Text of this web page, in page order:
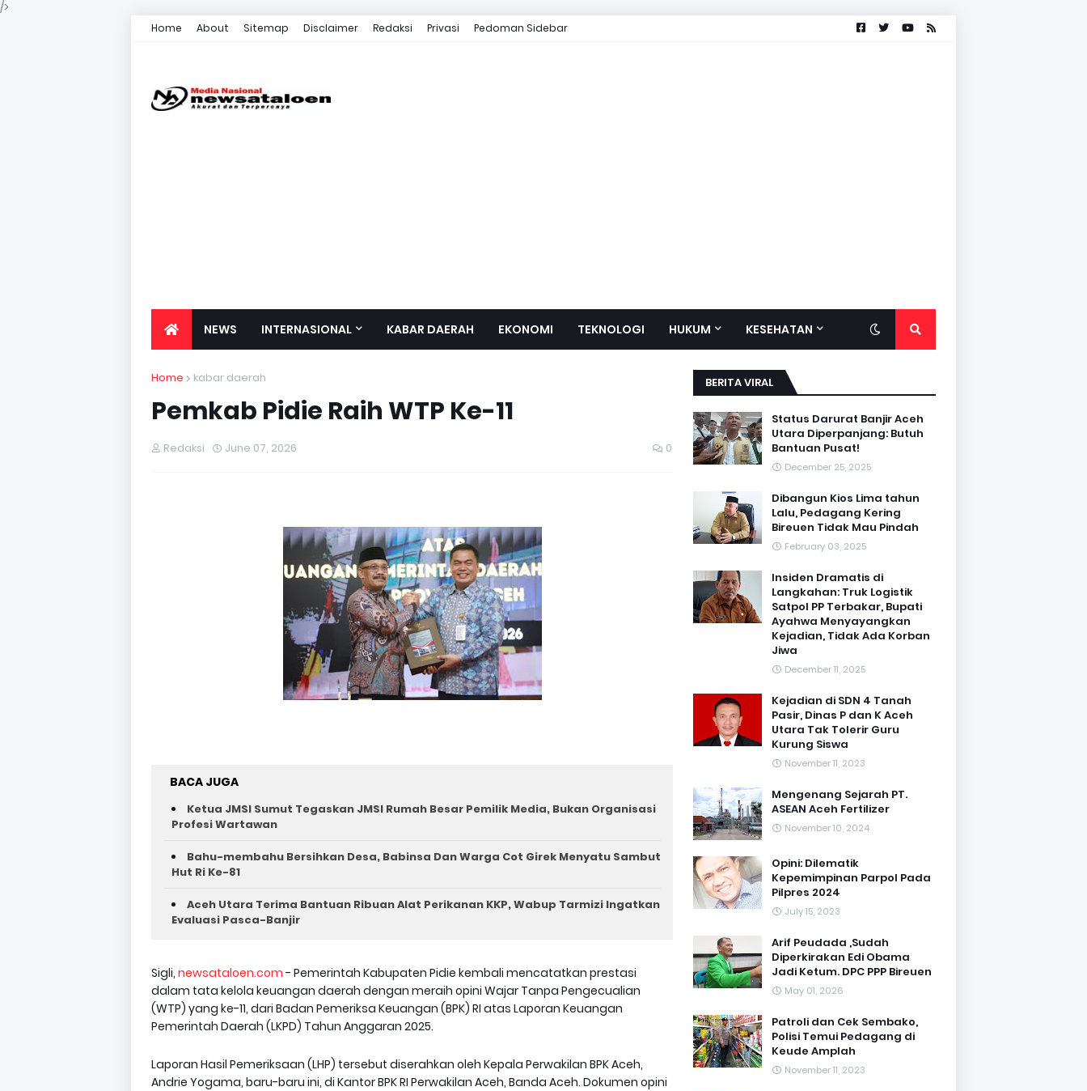
/>
Home About Sitemap Disclaimer Redaksi Privasi Pedoman Sidebar
NEWS INTERNASIONAL KABAR DAERAH EKONOMI TEKNOLOGI HUKUM KESEHATAN
Home kabar daerah
Pemkab Pidie Raih WTP Ke-11
Redaksi June 07, 2026 0
BACA JUGA
Ketua JMSI Sumut Tegaskan JMSI Rumah Besar Pemilik Media, Bukan Organisasi
Profesi Wartawan
Bahu-membahu Bersihkan Desa, Babinsa Dan Warga Cot Girek Menyatu Sambut
Hut Ri Ke-81 ‎
Aceh Utara Terima Bantuan Ribuan Alat Perikanan KKP, Wabup Tarmizi Ingatkan
Evaluasi Pasca-Banjir
Sigli, newsataloen.com - Pemerintah Kabupaten Pidie kembali mencatatkan prestasi
dalam tata kelola keuangan daerah dengan meraih opini Wajar Tanpa Pengecualian
(WTP) yang ke-11, dari Badan Pemeriksa Keuangan (BPK) RI atas Laporan Keuangan
Pemerintah Daerah (LKPD) Tahun Anggaran 2025.
Laporan Hasil Pemeriksaan (LHP) tersebut diserahkan oleh Kepala Perwakilan BPK Aceh,
Andrie Yogama, baru-baru ini, di Kantor BPK RI Perwakilan Aceh, Banda Aceh. Dokumen opini
BERITA VIRAL
Status Darurat Banjir Aceh
Utara Diperpanjang: Butuh
Bantuan Pusat!
December 25, 2025
Dibangun Kios Lima tahun
Lalu, Pedagang Kering
Bireuen Tidak Mau Pindah
February 03, 2025
Insiden Dramatis di
Langkahan: Truk Logistik
Satpol PP Terbakar, Bupati
Ayahwa Menyayangkan
Kejadian, Tidak Ada Korban
Jiwa
December 11, 2025
Kejadian di SDN 4 Tanah
Pasir, Dinas P dan K Aceh
Utara Tak Tolerir Guru
Kurung Siswa
November 11, 2023
Mengenang Sejarah PT.
ASEAN Aceh Fertilizer
November 10, 2024
Opini: Dilematik
Kepemimpinan Parpol Pada
Pilpres 2024
July 15, 2023
Arif Peudada ,Sudah
Diperkirakan Edi Obama
Jadi Ketum. DPC PPP Bireuen
May 01, 2026
Patroli dan Cek Sembako,
Polisi Temui Pedagang di
Keude Amplah
November 11, 2023